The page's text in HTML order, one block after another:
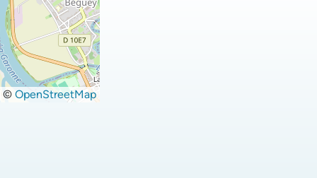
© OpenStreetMap